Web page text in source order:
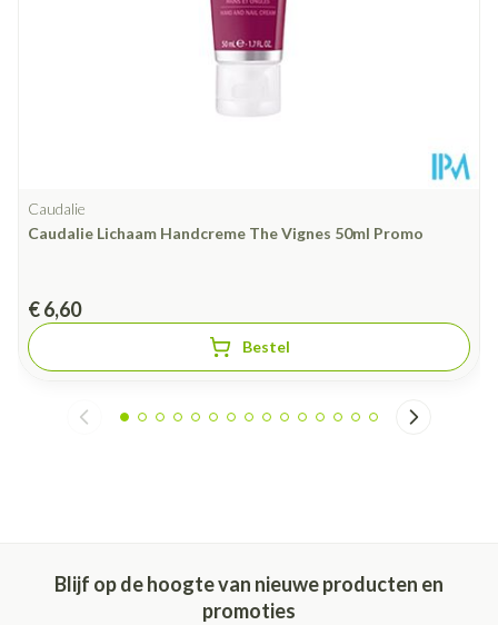
Caudalie
Caudalie Lichaam Handcreme The Vignes 50ml Promo
€ 6,60
Bestel
Blijf op de hoogte van nieuwe producten en
promoties